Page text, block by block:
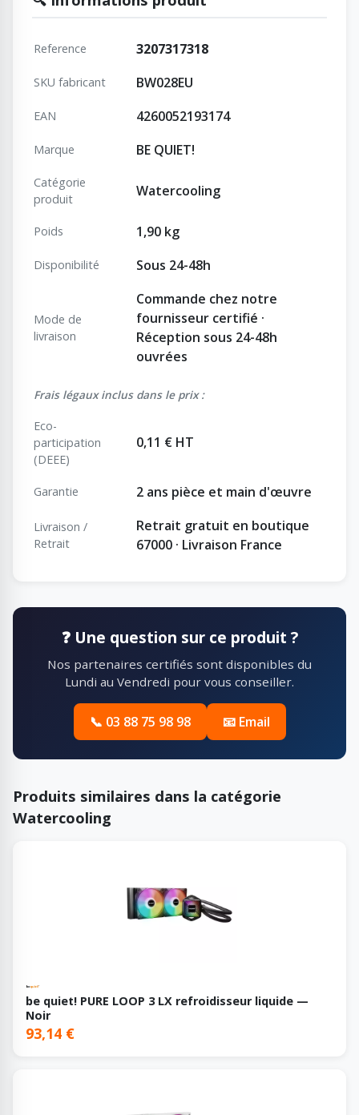
Reference 3207317318
SKU fabricant BW028EU
EAN 4260052193174
Marque BE QUIET!
Catégorie
produit
Watercooling
Poids 1,90 kg
Disponibilité Sous 24-48h
Mode de
livraison
Commande chez notre
fournisseur certifié ·
Réception sous 24-48h
ouvrées
Frais légaux inclus dans le prix :
Eco-
participation
(DEEE)
0,11 € HT
Garantie 2 ans pièce et main d'œuvre
Livraison /
Retrait
Retrait gratuit en boutique
67000 · Livraison France
❓ Une question sur ce produit ?
Nos partenaires certifiés sont disponibles du
Lundi au Vendredi pour vous conseiller.
📞 03 88 75 98 98 📧 Email
Produits similaires dans la catégorie
Watercooling
be quiet! PURE LOOP 3 LX refroidisseur liquide —
Noir
93,14 €